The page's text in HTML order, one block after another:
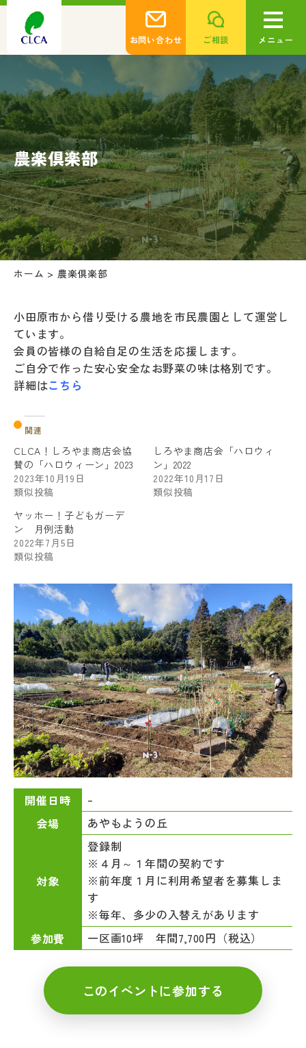
お問い合わせ ご相談 メニュー
農楽倶楽部
ホーム > 農楽倶楽部
小田原市から借り受ける農地を市民農園として運営し
ています。
会員の皆様の自給自足の生活を応援します。
ご自分で作った安心安全なお野菜の味は格別です。
詳細はこちら
関連
CLCA！しろやま商店会協
賛の「ハロウィーン」2023
2023年10月19日
類似投稿
しろやま商店会「ハロウィ
ン」2022
2022年10月17日
類似投稿
ヤッホー！子どもガーデ
ン 月例活動
2022年7月5日
類似投稿
開催日時
–
会場
あやもようの丘
対象
登録制
※４月～１年間の契約です
※前年度１月に利用希望者を募集しま
す
※毎年、多少の入替えがあります
参加費
一区画10坪 年間7,700円（税込）
このイベントに参加する